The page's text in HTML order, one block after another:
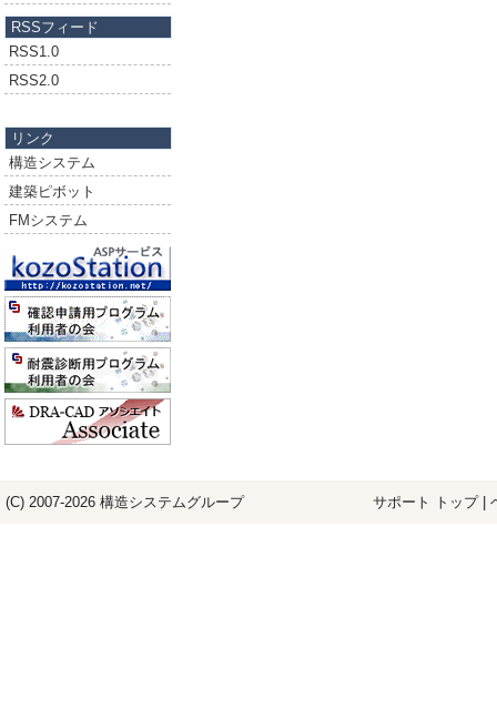
RSSフィード
RSS1.0
RSS2.0
リンク
構造システム
建築ピボット
FMシステム
(C) 2007-2026 構造システムグループ サポート トップ|